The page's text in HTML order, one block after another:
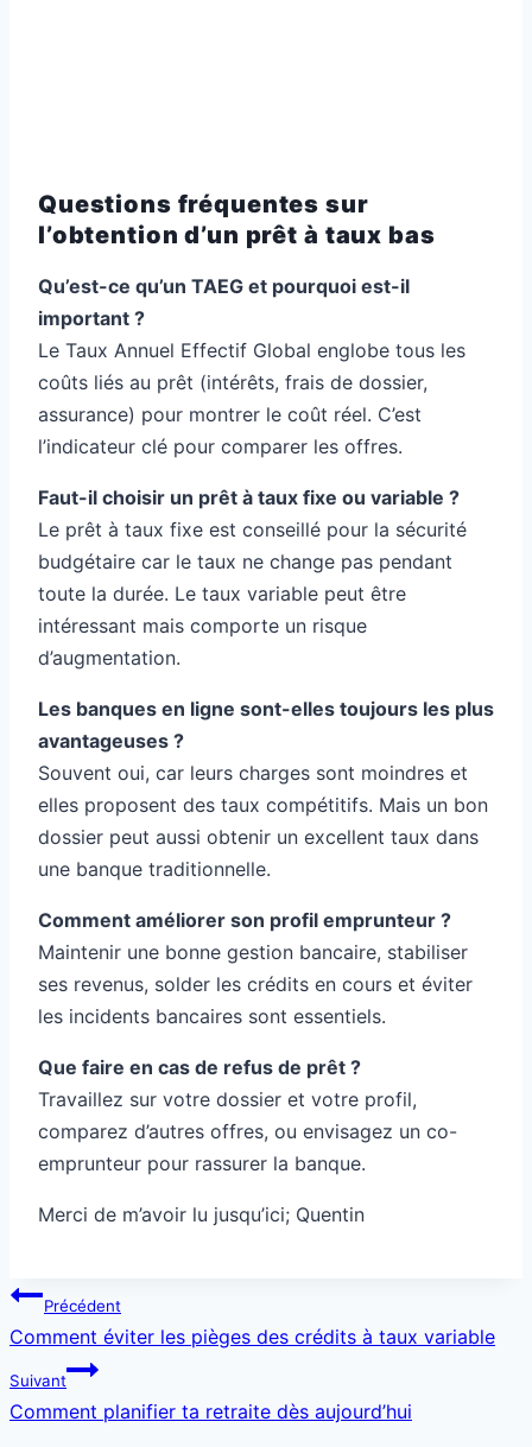
Questions fréquentes sur
l’obtention d’un prêt à taux bas
Qu’est-ce qu’un TAEG et pourquoi est-il
important ?
Le Taux Annuel Effectif Global englobe tous les
coûts liés au prêt (intérêts, frais de dossier,
assurance) pour montrer le coût réel. C’est
l’indicateur clé pour comparer les offres.
Faut-il choisir un prêt à taux fixe ou variable ?
Le prêt à taux fixe est conseillé pour la sécurité
budgétaire car le taux ne change pas pendant
toute la durée. Le taux variable peut être
intéressant mais comporte un risque
d’augmentation.
Les banques en ligne sont-elles toujours les plus
avantageuses ?
Souvent oui, car leurs charges sont moindres et
elles proposent des taux compétitifs. Mais un bon
dossier peut aussi obtenir un excellent taux dans
une banque traditionnelle.
Comment améliorer son profil emprunteur ?
Maintenir une bonne gestion bancaire, stabiliser
ses revenus, solder les crédits en cours et éviter
les incidents bancaires sont essentiels.
Que faire en cas de refus de prêt ?
Travaillez sur votre dossier et votre profil,
comparez d’autres offres, ou envisagez un co-
emprunteur pour rassurer la banque.
Merci de m’avoir lu jusqu’ici; Quentin
Navigation
de
l’article
Précédent
Comment éviter les pièges des crédits à taux variable
Suivant
Comment planifier ta retraite dès aujourd’hui